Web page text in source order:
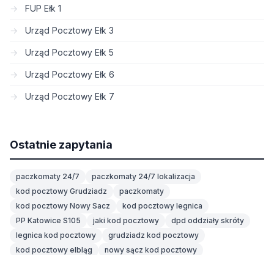
FUP Ełk 1
Urząd Pocztowy Ełk 3
Urząd Pocztowy Ełk 5
Urząd Pocztowy Ełk 6
Urząd Pocztowy Ełk 7
Ostatnie zapytania
paczkomaty 24/7
paczkomaty 24/7 lokalizacja
kod pocztowy Grudziadz
paczkomaty
kod pocztowy Nowy Sacz
kod pocztowy legnica
PP Katowice S105
jaki kod pocztowy
dpd oddziały skróty
legnica kod pocztowy
grudziadz kod pocztowy
kod pocztowy elbląg
nowy sącz kod pocztowy